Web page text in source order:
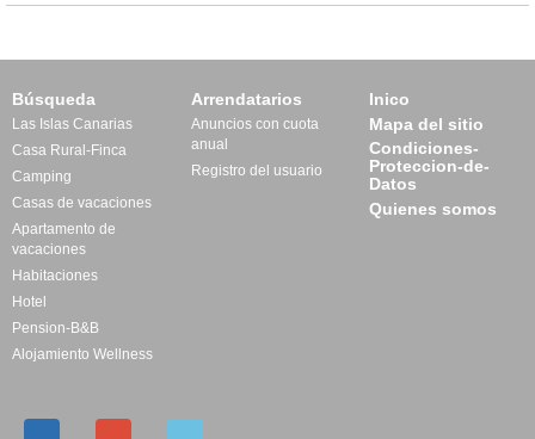
Búsqueda
Las Islas Canarias
Casa Rural-Finca
Camping
Casas de vacaciones
Apartamento de
vacaciones
Habitaciones
Hotel
Pension-B&B
Alojamiento Wellness
Arrendatarios
Anuncios con cuota
anual
Registro del usuario
Inico
Mapa del sitio
Condiciones-
Proteccion-de-
Datos
Quienes somos